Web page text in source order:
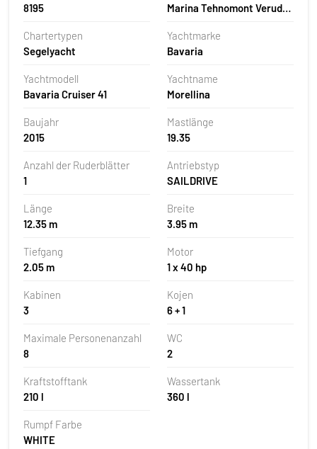
8195
Marina Tehnomont Veruda,
Chartertypen
Segelyacht
Yachtmarke
Bavaria
Yachtmodell
Bavaria Cruiser 41
Yachtname
Morellina
Baujahr
2015
Mastlänge
19.35
Anzahl der Ruderblätter
1
Antriebstyp
SAILDRIVE
Länge
12.35 m
Breite
3.95 m
Tiefgang
2.05 m
Motor
1 x 40 hp
Kabinen
3
Kojen
6 + 1
Maximale Personenanzahl
8
WC
2
Kraftstofftank
210 l
Wassertank
360 l
Rumpf Farbe
WHITE